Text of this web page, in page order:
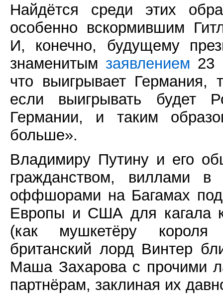
Найдётся среди этих
особенно вскормившим
И, конечно, будущему
знаменитым заявлением 23
что выигрывает Германия,
если выигрывать будет
Германии, и таким
больше».
Владимиру Путину и его
гражданством, виллами
оффшорами на Багамах
Европы и США для кагала
(как мушкетёру короля
британский лорд Винтер
Маша Захарова с прочими
партнёрам, заклиная их